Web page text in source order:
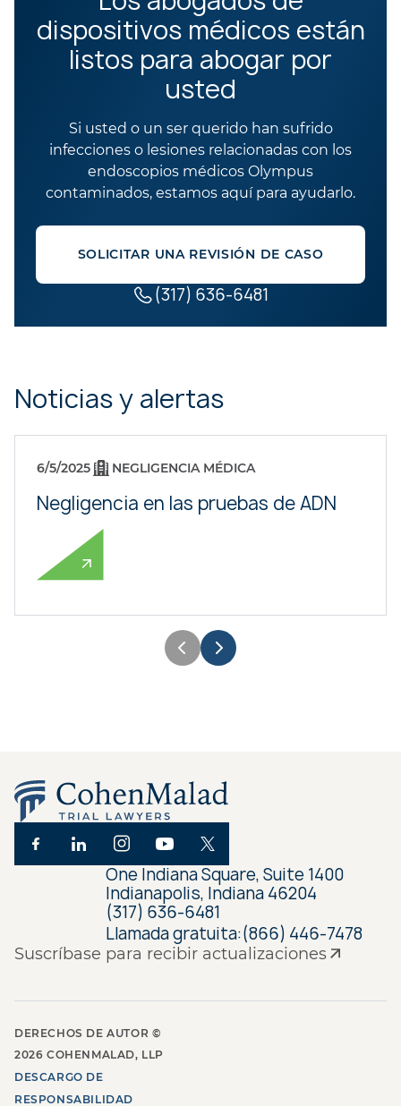
dispositivos médicos están
listos para abogar por
usted
Si usted o un ser querido han sufrido
infecciones o lesiones relacionadas con los
endoscopios médicos Olympus
contaminados, estamos aquí para ayudarlo.
SOLICITAR UNA REVISIÓN DE CASO
(317) 636-6481
Noticias y alertas
6/5/2025 NEGLIGENCIA MÉDICA
Negligencia en las pruebas de ADN
Suscríbase para recibir actualizaciones
One Indiana Square, Suite 1400
Indianapolis, Indiana 46204
(317) 636-6481
Llamada gratuita:(866) 446-7478
DERECHOS DE AUTOR ©
2026 COHENMALAD, LLP
DESCARGO DE
RESPONSABILIDAD